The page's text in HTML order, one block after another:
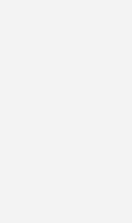
im Energiegeschäft
Greenpeace
die
Verbrennung des
mit der konkreten
Energy die
Bis dahin
Gasprodukte
erzeugtes